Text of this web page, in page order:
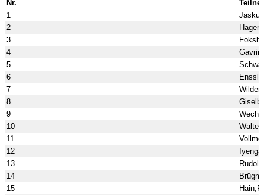
Nr.
1
2
3
4
5
6
7
8
9
10
11
12
13
14
15